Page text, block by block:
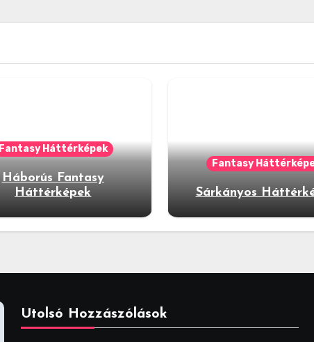
Fantasy Háttérképek
Háborús Fantasy
Háttérképek
Fantasy
Sárkányos
Utolsó Hozzászólások